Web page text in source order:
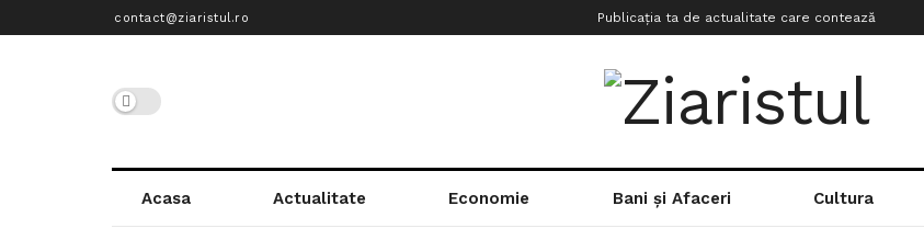
contact@ziaristul.ro Publicația ta de actualitate care contează
Acasa Actualitate Economie Bani și Afaceri Cultura